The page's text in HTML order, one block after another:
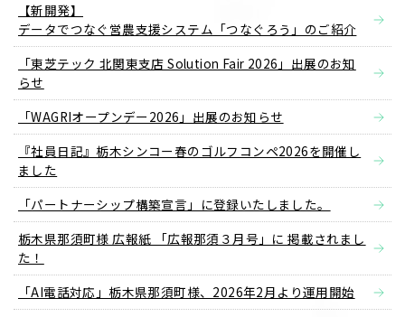
【新開発】
データでつなぐ営農支援システム「つなぐろう」のご紹介
「東芝テック 北関東支店 Solution Fair 2026」出展のお知
らせ
「WAGRIオープンデー2026」出展のお知らせ
『社員日記』栃木シンコー春のゴルフコンペ2026を開催し
ました
「パートナーシップ構築宣言」に登録いたしました。
栃木県那須町様 広報紙 「広報那須３月号」に 掲載されまし
た！
「AI電話対応」栃木県那須町様、2026年2月より運用開始